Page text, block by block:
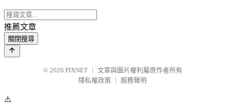
推薦文章
關閉搜尋
© 2026 PIXNET
文章與圖片權利屬原作者所有
隱私權政策
服務聲明
⚠️